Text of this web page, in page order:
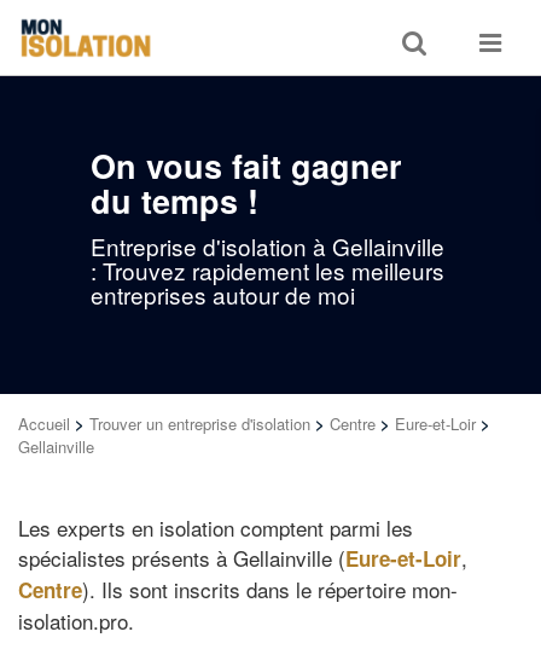
Toggle
search
Toggle
On vous fait gagner
du temps !
Entreprise d'isolation à Gellainville
: Trouvez rapidement les meilleurs
entreprises autour de moi
Accueil > Trouver un entreprise d'isolation > Centre > Eure-et-Loir >
Gellainville
Les experts en isolation comptent parmi les
spécialistes présents à Gellainville (Eure-et-Loir,
Centre). Ils sont inscrits dans le répertoire mon-
isolation.pro.